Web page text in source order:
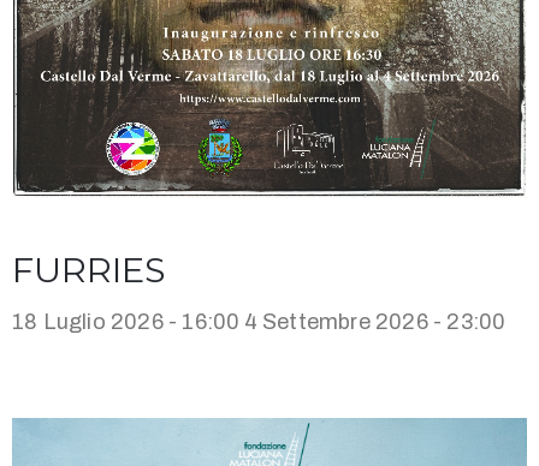
FURRIES
18 Luglio 2026 - 16:00 4 Settembre 2026 - 23:00